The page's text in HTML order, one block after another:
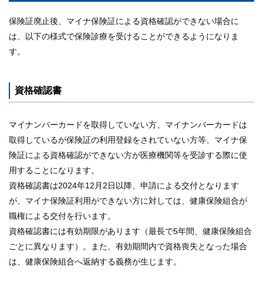
保険証廃止後、マイナ保険証による資格確認ができない場合に
は、以下の様式で保険診療を受けることができるようになりま
す。
資格確認書
マイナンバーカードを取得していない方、マイナンバーカードは
取得しているが保険証の利用登録をされていない方等、マイナ保
険証による資格確認ができない方が医療機関等を受診する際に使
用することになります。
資格確認書は2024年12月2日以降、申請による交付となります
が、マイナ保険証利用ができない方に対しては、健康保険組合が
職権による交付を行います。
資格確認書には有効期限があります（最長で5年間、健康保険組合
ごとに異なります）。また、有効期間内で資格喪失となった場合
は、健康保険組合へ返納する義務が生じます。